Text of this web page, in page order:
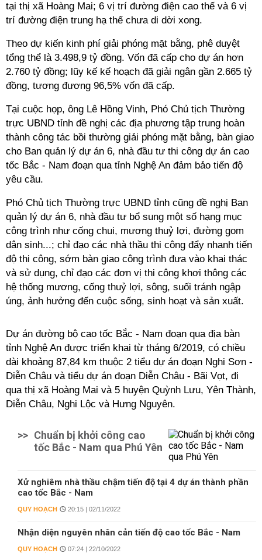
tại thị xã Hoàng Mai; 6 vị trí đường điện cao thế và 6 vị
trí đường điện trung hạ thế chưa di dời xong.
Theo dự kiến kinh phí giải phóng mặt bằng, phê duyệt
tổng thể là 3.498,9 tỷ đồng. Vốn đã cấp cho dự án hơn
2.760 tỷ đồng; lũy kế kế hoạch đã giải ngân gần 2.665 tỷ
đồng, tương đương 96,5% vốn đã cấp.
Tại cuộc họp, ông Lê Hồng Vinh, Phó Chủ tịch Thường
trực UBND tỉnh đề nghị các địa phương tập trung hoàn
thành công tác bồi thường giải phóng mặt bằng, bàn giao
cho Ban quản lý dự án 6, nhà đầu tư thi công dự án cao
tốc Bắc - Nam đoạn qua tỉnh Nghệ An đảm bảo tiến độ
yêu cầu.
Phó Chủ tịch Thường trực UBND tỉnh cũng đề nghị Ban
quản lý dự án 6, nhà đầu tư bổ sung một số hạng mục
công trình như cống chui, mương thuỷ lợi, đường gom
dân sinh...; chỉ đạo các nhà thầu thi công đẩy nhanh tiến
độ thi công, sớm bàn giao công trình đưa vào khai thác
và sử dụng, chỉ đạo các đơn vị thi công khơi thông các
hệ thống mương, cống thuỷ lợi, sông, suối tránh ngập
úng, ảnh hưởng đến cuộc sống, sinh hoạt và sản xuất.
Dự án đường bộ cao tốc Bắc - Nam đoạn qua địa bàn
tỉnh Nghệ An được triển khai từ tháng 6/2019, có chiều
dài khoảng 87,84 km thuộc 2 tiểu dự án đoạn Nghi Sơn -
Diễn Châu và tiểu dự án đoạn Diễn Châu - Bãi Vọt, đi
qua thị xã Hoàng Mai và 5 huyện Quỳnh Lưu, Yên Thành,
Diễn Châu, Nghi Lộc và Hưng Nguyên.
>> Chuẩn bị khởi công cao
tốc Bắc - Nam qua Phú Yên
Xử nghiêm nhà thầu chậm tiến độ tại 4 dự án thành phần
cao tốc Bắc - Nam
QUY HOẠCH 20:15 | 02/11/2022
Nhận diện nguyên nhân cản tiến độ cao tốc Bắc - Nam
QUY HOẠCH 07:24 | 22/10/2022